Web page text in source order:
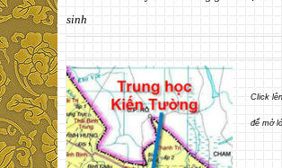
sinh
Click
để mở